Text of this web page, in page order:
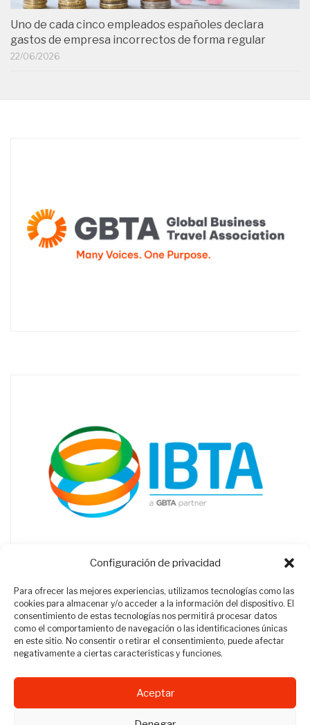
Configuración de privacidad
Para ofrecer las mejores experiencias, utilizamos tecnologías como las
cookies para almacenar y/o acceder a la información del dispositivo. El
consentimiento de estas tecnologías nos permitirá procesar datos
como el comportamiento de navegación o las identificaciones únicas
en este sitio. No consentir o retirar el consentimiento, puede afectar
negativamente a ciertas características y funciones.
Aceptar
Uno de cada cinco empleados españoles declara
gastos de empresa incorrectos de forma regular
22/06/2026
Revista Travel Manager © 2012 - 2026